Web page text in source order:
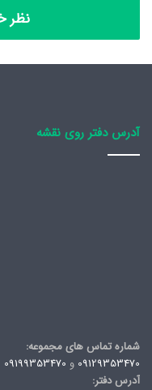
نظر
آدرس دفتر روی نقشه
شماره تماس های مجموعه:
09129353470 و 09199353470
آدرس دفتر: